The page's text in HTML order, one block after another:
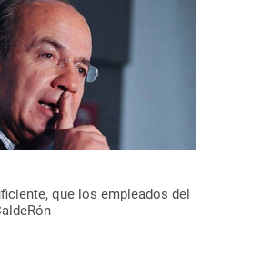
que los empleados del